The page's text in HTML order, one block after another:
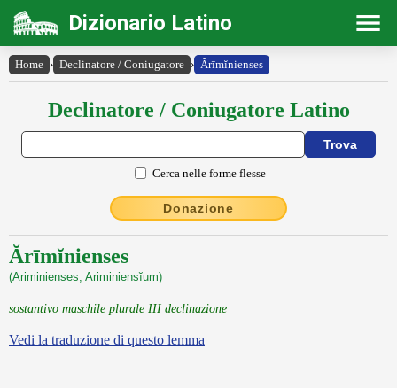
Dizionario Latino
Home › Declinatore / Coniugatore › Ărīmĭnienses
Declinatore / Coniugatore Latino
Cerca nelle forme flesse
Donazione
Ărīmĭnienses
(Ariminienses, Ariminiensĭum)
sostantivo maschile plurale III declinazione
Vedi la traduzione di questo lemma